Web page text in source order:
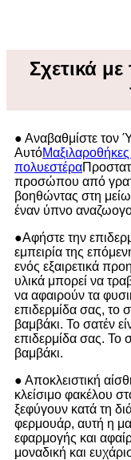
Σχετικά
● Αναβαθμίστε τον
Αυτό
πολυεστέρα
προσώπου από
βοηθώντας στη
έναν ύπνο
●Αφήστε την
εμπειρία της
ενός εξαιρετικά
υλικά μπορεί να
να αφαιρούν τα
επιδερμίδα σας, το
βαμβάκι. Το σατέν
επιδερμίδα σας. Το
βαμβάκι.
● Αποκλειστική
κλείσιμο φακέλου
ξεφύγουν κατά τη
φερμουάρ, αυτή η
εφαρμογής και
μοναδική και